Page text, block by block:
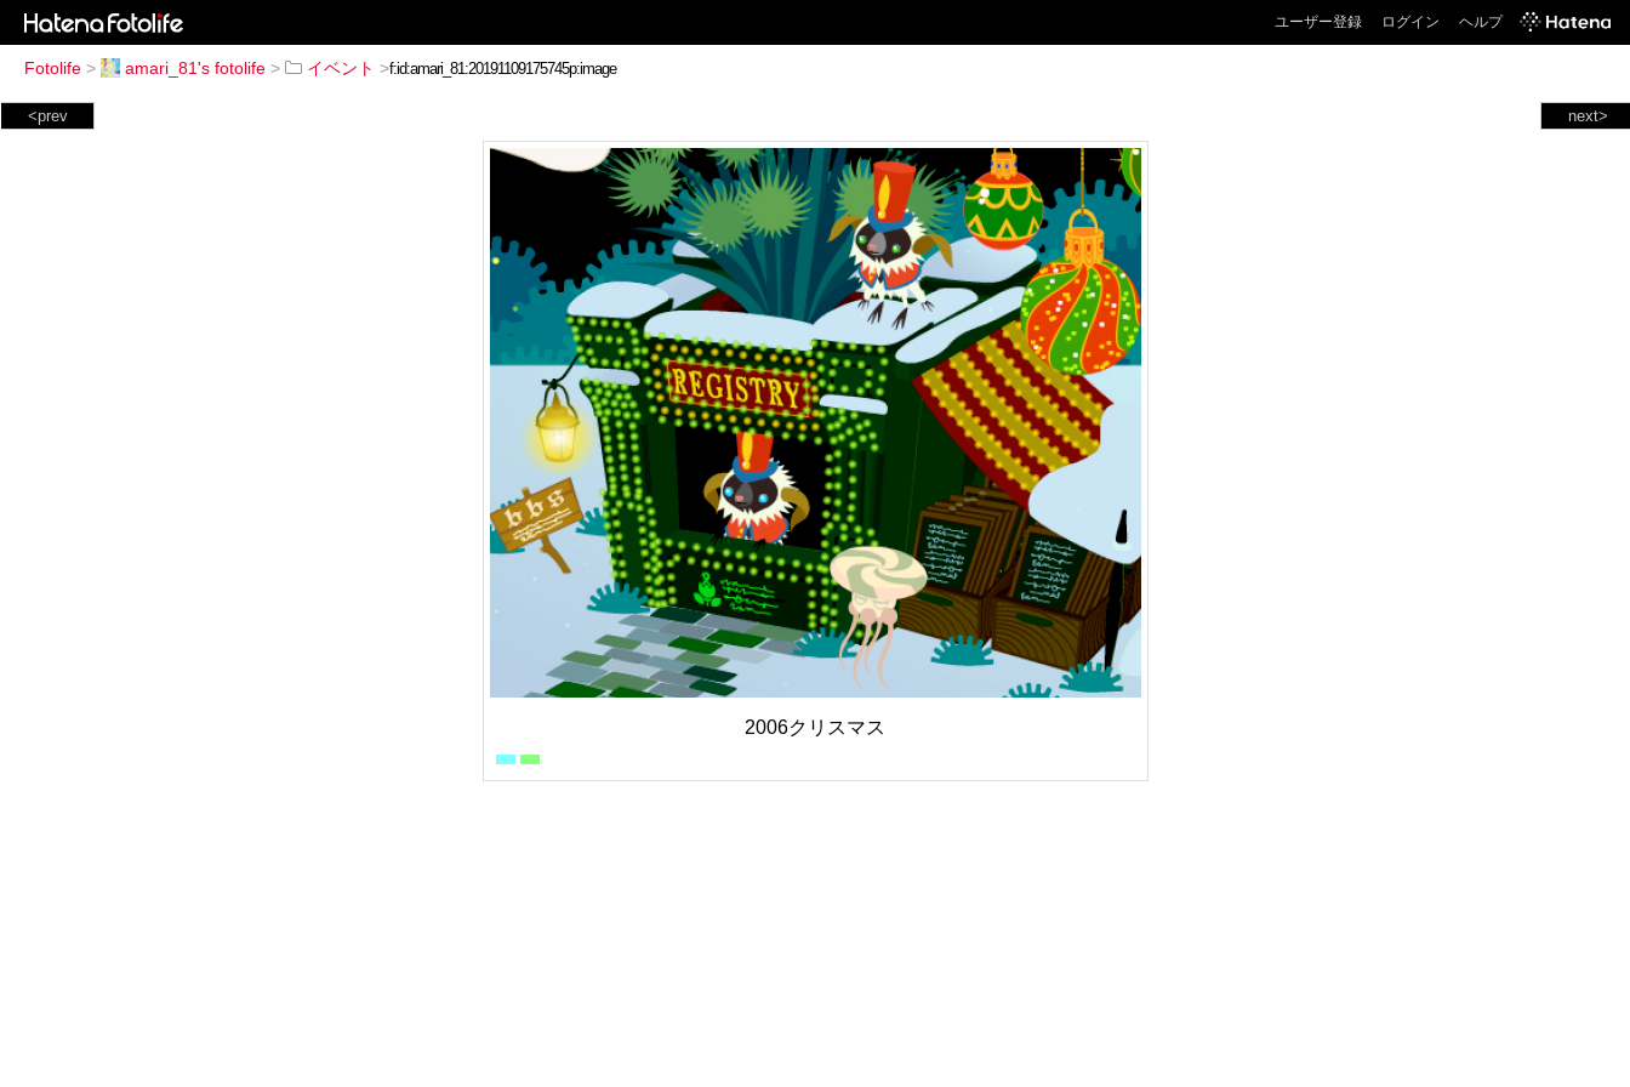
ユーザー登録 ログイン ヘルプ
Fotolife > amari_81's fotolife > イベント >
next>
<prev
2006クリスマス